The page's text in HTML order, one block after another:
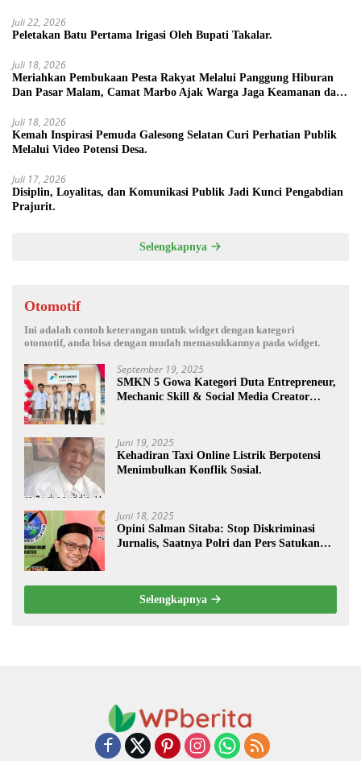
Juli 22, 2026
Peletakan Batu Pertama Irigasi Oleh Bupati Takalar.
Juli 18, 2026
Meriahkan Pembukaan Pesta Rakyat Melalui Panggung Hiburan
Dan Pasar Malam, Camat Marbo Ajak Warga Jaga Keamanan dan
Juli 18, 2026
Kemah Inspirasi Pemuda Galesong Selatan Curi Perhatian Publik
Melalui Video Potensi Desa.
Juli 17, 2026
Disiplin, Loyalitas, dan Komunikasi Publik Jadi Kunci Pengabdian
Prajurit.
Selengkapnya
Otomotif
Ini adalah contoh keterangan untuk widget dengan kategori
otomotif, anda bisa dengan mudah memasukkannya pada widget.
September 19, 2025
SMKN 5 Gowa Kategori Duta Entrepreneur,
Mechanic Skill & Social Media Creator
Juni 19, 2025
Kehadiran Taxi Online Listrik Berpotensi
Menimbulkan Konflik Sosial.
Juni 18, 2025
Opini Salman Sitaba: Stop Diskriminasi
Jurnalis, Saatnya Polri dan Pers Satukan
Selengkapnya